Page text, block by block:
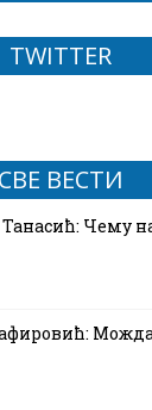
TWITTER
СВЕ ВЕСТИ
Чему